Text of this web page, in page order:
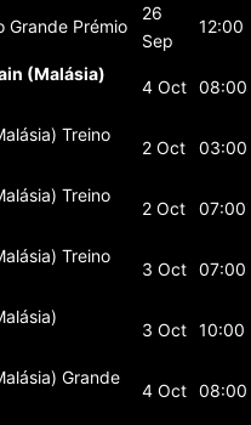
Grande Prémio
26
Sep
12:00
(Malásia)
4 Oct 08:00
Treino
2 Oct 03:00
Treino
2 Oct 07:00
Treino
3 Oct 07:00
3 Oct 10:00
Grande
4 Oct 08:00